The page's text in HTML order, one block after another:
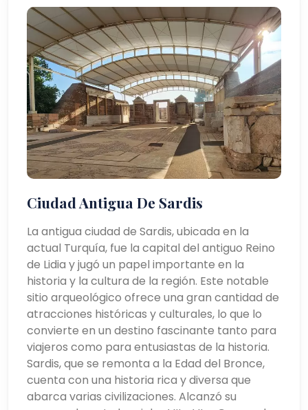
Ciudad Antigua De Sardis
La antigua ciudad de Sardis, ubicada en la
actual Turquía, fue la capital del antiguo Reino
de Lidia y jugó un papel importante en la
historia y la cultura de la región. Este notable
sitio arqueológico ofrece una gran cantidad de
atracciones históricas y culturales, lo que lo
convierte en un destino fascinante tanto para
viajeros como para entusiastas de la historia.
Sardis, que se remonta a la Edad del Bronce,
cuenta con una historia rica y diversa que
abarca varias civilizaciones. Alcanzó su